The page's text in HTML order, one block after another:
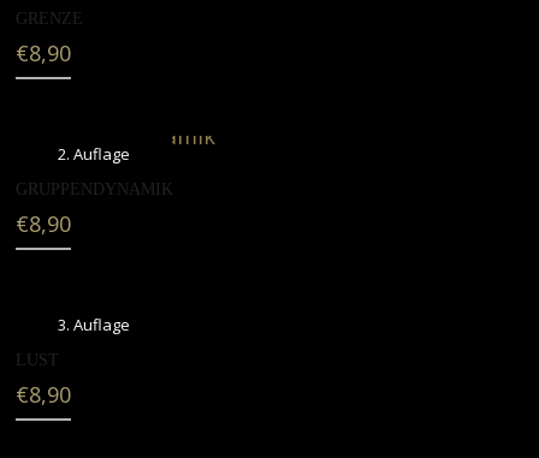
GRENZE
€8,90
2. Auflage
GRUPPENDYNAMIK
€8,90
3. Auflage
LUST
€8,90